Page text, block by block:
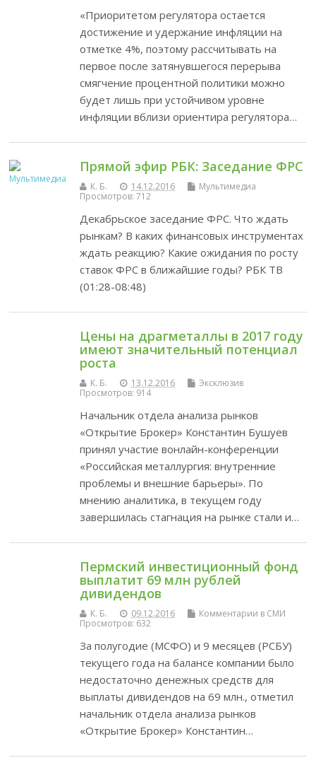
«Приоритетом регулятора остается
достижение и удержание инфляции на
отметке 4%, поэтому рассчитывать на
первое после затянувшегося перерыва
смягчение процентной политики можно
будет лишь при устойчивом уровне
инфляции вблизи ориентира регулятора…
Прямой эфир РБК: Заседание ФРС
К. Б. 14.12.2016
Мультимедиа
Просмотров: 712
Декабрьское заседание ФРС. Что ждать
рынкам? В каких финансовых инструментах
ждать реакцию? Какие ожидания по росту
ставок ФРС в ближайшие годы? РБК ТВ
(01:28-08:48)
Цены на драгметаллы в 2017 году
имеют значительный потенциал
роста
К. Б. 13.12.2016
Эксклюзив
Просмотров: 914
Начальник отдела анализа рынков
«Открытие Брокер» Константин Бушуев
принял участие вонлайн-конференции
«Российская металлургия: внутренние
проблемы и внешние барьеры». По
мнению аналитика, в текущем году
завершилась стагнация на рынке стали и…
Пермский инвестиционный фонд
выплатит 69 млн рублей
дивидендов
К. Б. 09.12.2016
Комментарии в СМИ
Просмотров: 632
За полугодие (МСФО) и 9 месяцев (РСБУ)
текущего года на балансе компании было
недостаточно денежных средств для
выплаты дивидендов на 69 млн., отметил
начальник отдела анализа рынков
«Открытие Брокер» Константин…